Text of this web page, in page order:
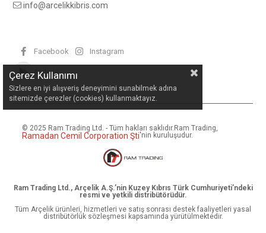
info@arcelikkibris.com
Facebook Instagram
Android
© 2025 Ram Trading Ltd. - Tüm hakları saklıdır. Ram Trading,
Ramadan Cemil Corporation Şti'nin kuruluşudur.
Ram Trading Ltd., Arçelik A.Ş.’nin Kuzey Kıbrıs Türk Cumhuriyeti’ndeki
resmi ve yetkili distribütörüdür.
Tüm Arçelik ürünleri, hizmetleri ve satış sonrası destek faaliyetleri yasal
distribütörlük sözleşmesi kapsamında yürütülmektedir.
Çerez Kullanımı
Sizlere en iyi alışveriş deneyimini sunabilmek adına
sitemizde çerezler (cookies) kullanmaktayız.